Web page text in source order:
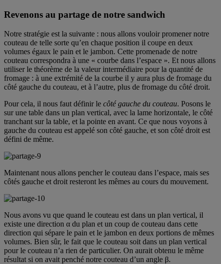
Revenons au partage de notre sandwich
Notre stratégie est la suivante : nous allons vouloir promener notre
couteau de telle sorte qu’en chaque position il coupe en deux
volumes égaux le pain et le jambon. Cette promenade de notre
couteau correspondra à une « courbe dans l’espace ». Et nous allons
utiliser le théorème de la valeur intermédiaire pour la quantité de
fromage : à une extrémité de la courbe il y aura plus de fromage du
côté gauche du couteau, et à l’autre, plus de fromage du côté droit.
Pour cela, il nous faut définir le côté gauche du couteau. Posons le
sur une table dans un plan vertical, avec la lame horizontale, le côté
tranchant sur la table, et la pointe en avant. Ce que nous voyons à
gauche du couteau est appelé son côté gauche, et son côté droit est
défini de même.
Maintenant nous allons pencher le couteau dans l’espace, mais ses
côtés gauche et droit resteront les mêmes au cours du mouvement.
Nous avons vu que quand le couteau est dans un plan vertical, il
existe une direction α du plan et un coup de couteau dans cette
direction qui sépare le pain et le jambon en deux portions de mêmes
volumes. Bien sûr, le fait que le couteau soit dans un plan vertical
pour le couteau n’a rien de particulier. On aurait obtenu le même
résultat si on avait penché notre couteau d’un angle β.